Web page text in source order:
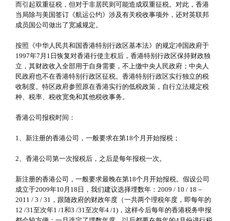
而引起双重征税，但对于非居民则可能造成双重征税。对此，香港
当局除与美国签订《航运公约》涉及有关税收事项外，还对英联邦
成员国公司做出了宽减规定。
按照《中华人民共和国香港特别行政区基本法》的规定冲国政府于
1997年7月1日恢复对香港行使主权后，香港特别行政区保持财政独
立，其财政收入全部用于自身需要，不上缴中央人民政府；中央人
民政府也不在香港特别行政区征税。香港特别行政区实行独立的税
收制度。特区政府参照原在香港实行的低税政策，自行立法规定税
种、税率、税收宽免和其他税收事务。
香港公司报税时间：
1、新注册的香港公司，一般要求在第18个月开始报税；
2、香港公司第一次报税后，之后是每年报税一次。
新注册的香港公司，一般要求最晚在第18个月开始报税。假设公司
成立于2009年10月18日，我们建议选择埋数年：2009 / 10 / 18－
2011 / 3 / 31，跟随政府的财政年度（一共两个理税年度，即每年的
12 /31至次年1 /1和3 /31至次年4 /1)，这样今后每年的香港税务申报